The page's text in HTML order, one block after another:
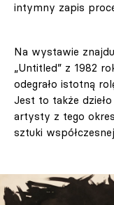
intymny zapis
Na wystawie
„Untitled” z 1982
odegrało istotną
Jest to także
artysty z tego
sztuki